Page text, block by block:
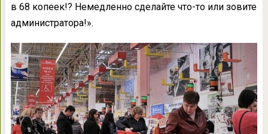
в 68 копеек!? Немедленно сделайте что-то или зовите
администратора!».